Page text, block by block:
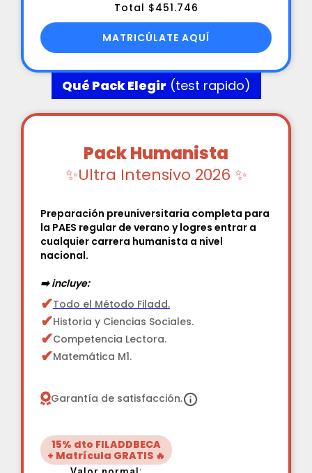
Total $451.746
MATRICÚLATE AQUÍ
Qué Pack Elegir (test rapido)
Pack Humanista
✨Ultra Intensivo 2026 ✨
Preparación preuniversitaria completa para
la PAES regular de verano y logres entrar a
cualquier carrera humanista a nivel
nacional.
➡️ incluye:
✔Todo el Método Filadd.
✔Historia y Ciencias Sociales.
✔Competencia Lectora.
✔Matemática M1.
Garantía de satisfacción.
15% dto FILADDBECA
+ Matrícula GRATIS 🔥